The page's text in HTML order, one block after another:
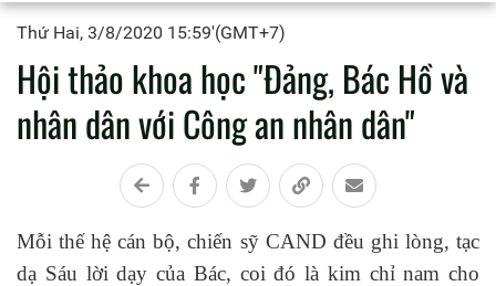
Thứ Hai, 3/8/2020 15:59'(GMT+7)
Hội thảo khoa học "Đảng, Bác Hồ và
nhân dân với Công an nhân dân"
Mỗi thế hệ cán bộ, chiến sỹ CAND đều ghi lòng, tạc
dạ Sáu lời dạy của Bác, coi đó là kim chỉ nam cho